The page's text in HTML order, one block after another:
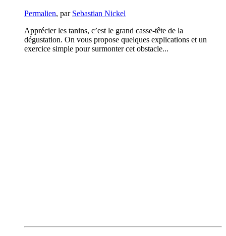
Permalien, par Sebastian Nickel
Apprécier les tanins, c’est le grand casse-tête de la
dégustation. On vous propose quelques explications et un
exercice simple pour surmonter cet obstacle...